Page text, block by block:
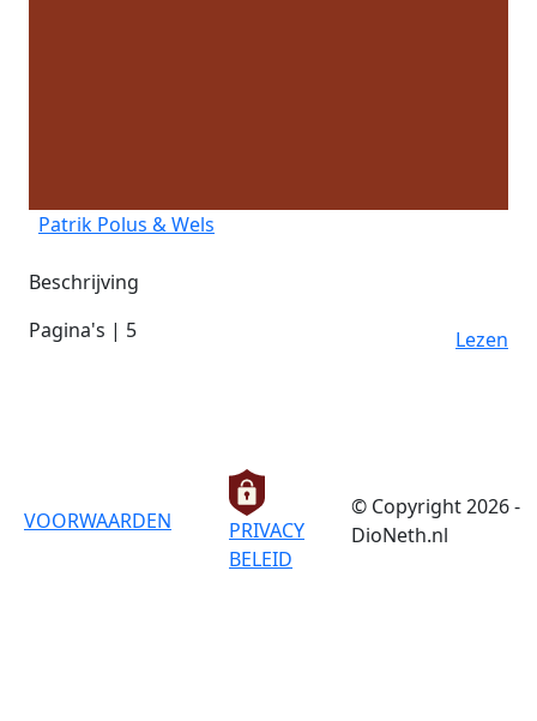
Patrik Polus & Wels
Beschrijving
Pagina's | 5
Lezen
VOORWAARDEN
PRIVACY
BELEID
© Copyright 2026 -
DioNeth.nl